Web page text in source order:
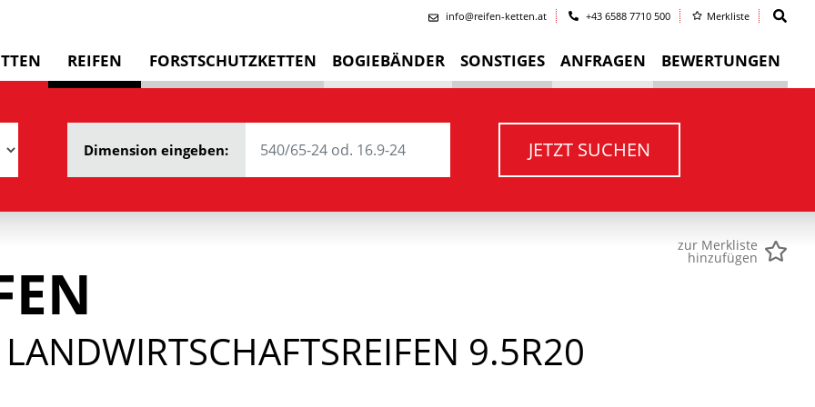
info@reifen-ketten.at +43 6588 7710 500 Merkliste
REIFEN FORSTSCHUTZKETTEN BOGIEBÄNDER SONSTIGES ANFRAGEN BEWERTUNGEN
Dimension eingeben: JETZT SUCHEN
zur Merkliste
hinzufügen
9.5R20